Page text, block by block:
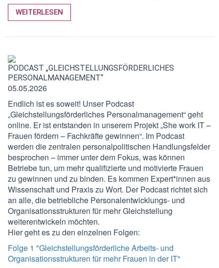
WEITERLESEN
PODCAST „GLEICHSTELLUNGSFÖRDERLICHES
PERSONALMANAGEMENT“
05.05.2026
Endlich ist es soweit! Unser Podcast
„Gleichstellungsförderliches Personalmanagement“geht
online. Er ist entstanden in unserem Projekt „She work IT –
Frauen fördern – Fachkräfte gewinnen“. Im Podcast
werden die zentralen personalpolitischen Handlungsfelder
besprochen – immer unter dem Fokus, was können
Betriebe tun, um mehr qualifizierte und motivierte Frauen
zu gewinnen und zu binden. Es kommen Expert*innen aus
Wissenschaft und Praxis zu Wort. Der Podcast richtet sich
an alle, die betriebliche Personalentwicklungs- und
Organisationsstrukturen für mehr Gleichstellung
weiterentwickeln möchten.
Hier geht es zu den einzelnen Folgen:
Folge 1 "Gleichstellungsförderliche Arbeits- und
Organisationsstrukturen für mehr Frauen in der IT"